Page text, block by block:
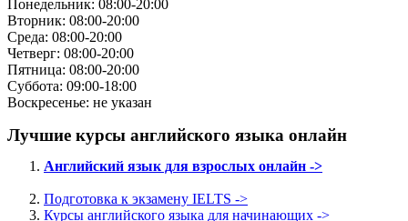
Понедельник: 08:00-20:00
Вторник: 08:00-20:00
Среда: 08:00-20:00
Четверг: 08:00-20:00
Пятница: 08:00-20:00
Суббота: 09:00-18:00
Воскресенье: не указан
Лучшие курсы английского языка онлайн
Английский язык для взрослых онлайн ->
Подготовка к экзамену IELTS ->
Курсы английского языка для начинающих ->